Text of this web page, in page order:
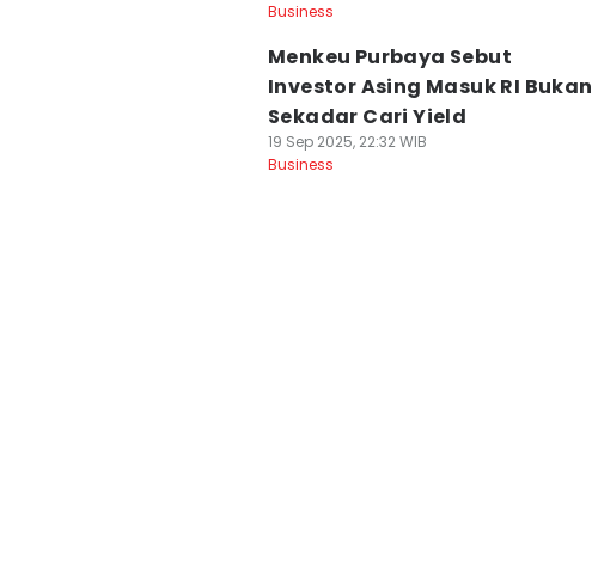
Business
Menkeu Purbaya Sebut
Investor Asing Masuk RI Bukan
Sekadar Cari Yield
19 Sep 2025, 22:32 WIB
Business